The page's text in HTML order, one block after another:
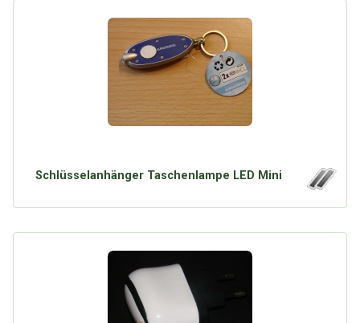
Schlüsselanhänger Taschenlampe LED Mini